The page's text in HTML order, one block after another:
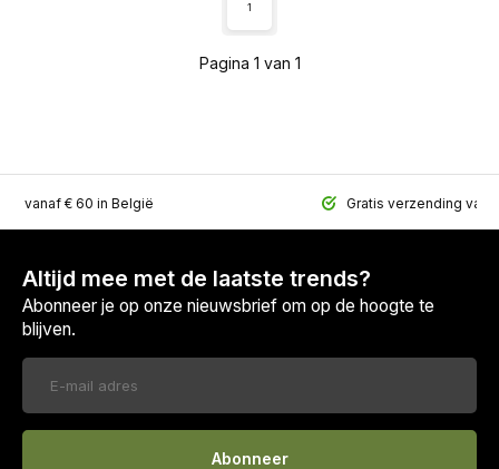
Pagina 1 van 1
1
vanaf € 60 in België Gratis verzending
Altijd mee met de laatste trends?
Abonneer je op onze nieuwsbrief om op de hoogte te
blijven.
Abonneer